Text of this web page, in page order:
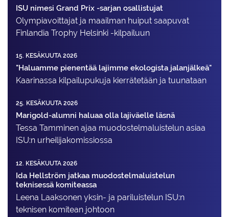
ISU nimesi Grand Prix -sarjan osallistujat
Olympiavoittajat ja maailman huiput saapuvat
Finlandia Trophy Helsinki -kilpailuun
15. KESÄKUUTA 2026
"Haluamme pienentää lajimme ekologista jalanjälkeä"
Kaarinassa kilpailupukuja kierrätetään ja tuunataan
25. KESÄKUUTA 2026
Marigold-alumni haluaa olla lajiväelle läsnä
Tessa Tamminen ajaa muodostelma­luistelun asiaa
ISU:n urheilija­komissiossa
12. KESÄKUUTA 2026
Ida Hellström jatkaa muodostelmaluistelun
teknisessä komiteassa
Leena Laaksonen yksin- ja pariluistelun ISU:n
teknisen komitean johtoon